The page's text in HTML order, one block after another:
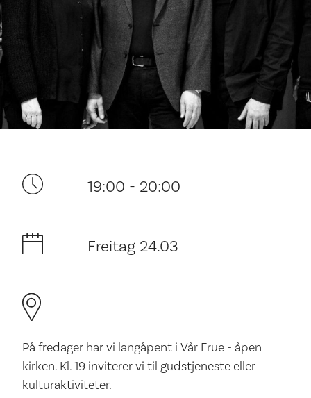
Ditt besøk
Musikk
Historie og arkitektur
19:00 - 20:00
Freitag 24.03
På fredager har vi langåpent i Vår Frue - åpen
kirken. Kl. 19 inviterer vi til gudstjeneste eller
kulturaktiviteter.